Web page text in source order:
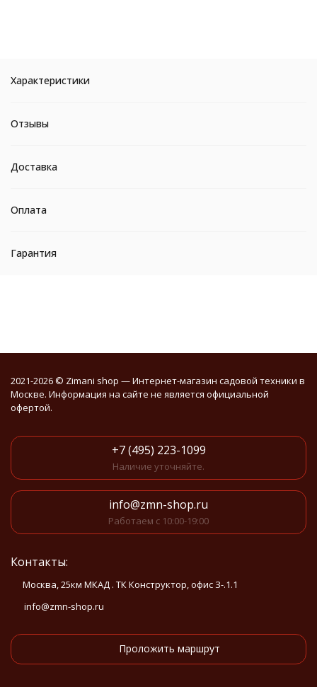
Характеристики
Отзывы
Доставка
Оплата
Гарантия
2021-2026 © Zimani shop — Интернет-магазин садовой техники в
Москве. Информация на сайте не является официальной
офертой.
+7 (495) 223-1099
Наличие уточняйте.
info@zmn-shop.ru
Работаем с 10:00-19:00
Контакты:
Москва, 25км МКАД . ТК Конструктор, офис З-.1.1
info@zmn-shop.ru
Проложить маршрут